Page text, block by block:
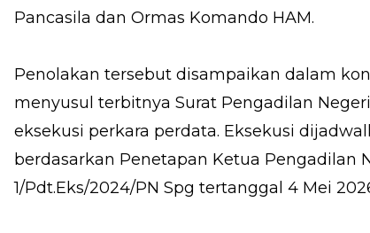
Pancasila dan Ormas Komando HAM.
Penolakan tersebut disampaikan dalam
menyusul terbitnya Surat Pengadilan
eksekusi perkara perdata. Eksekusi
berdasarkan Penetapan Ketua Pengadilan
1/Pdt.Eks/2024/PN Spg tertanggal 4 Mei